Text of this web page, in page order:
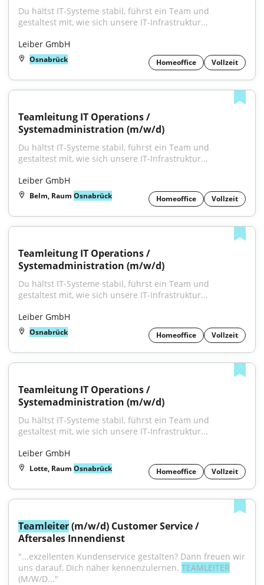
Du hältst IT-Systeme stabil, führst ein Team und
gestaltest mit, wie sich unsere IT-Infrastruktur...
Leiber GmbH
Osnabrück Homeoffice Vollzeit
Teamleitung IT Operations /
Systemadministration (m/w/d)
Du hältst IT-Systeme stabil, führst ein Team und
gestaltest mit, wie sich unsere IT-Infrastruktur...
Leiber GmbH
Belm, Raum Osnabrück Homeoffice Vollzeit
Teamleitung IT Operations /
Systemadministration (m/w/d)
Du hältst IT-Systeme stabil, führst ein Team und
gestaltest mit, wie sich unsere IT-Infrastruktur...
Leiber GmbH
Osnabrück Homeoffice Vollzeit
Teamleitung IT Operations /
Systemadministration (m/w/d)
Du hältst IT-Systeme stabil, führst ein Team und
gestaltest mit, wie sich unsere IT-Infrastruktur...
Leiber GmbH
Lotte, Raum Osnabrück Homeoffice Vollzeit
Teamleiter (m/w/d) Customer Service /
Aftersales Innendienst
"...exzellenten Kundenservice gestalten? Dann freuen wir
uns darauf, Dich näher kennenzulernen. TEAMLEITER
(M/W/D..."